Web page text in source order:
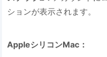
ションが表示されます。
AppleシリコンMac：